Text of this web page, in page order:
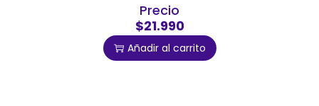
Precio
$21.990
Añadir al carrito